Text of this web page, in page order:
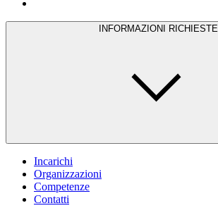
INFORMAZIONI RICHIESTE
Incarichi
Organizzazioni
Competenze
Contatti